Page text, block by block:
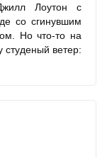
Лоутон с
со сгинувшим
Но что-то на
студеный ветер: